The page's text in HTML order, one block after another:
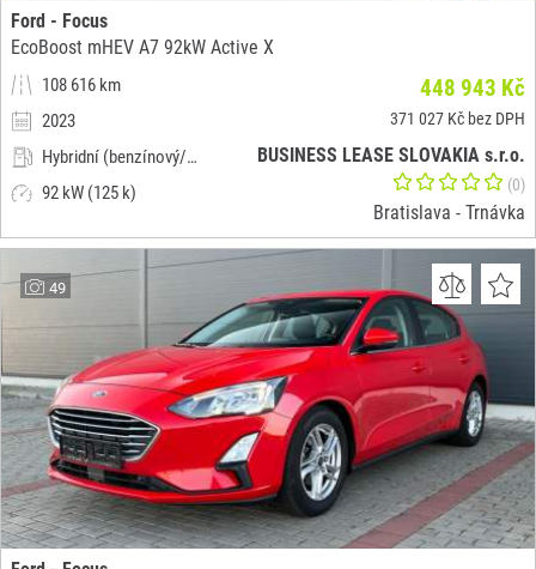
Ford - Focus
EcoBoost mHEV A7 92kW Active X
108 616 km
2023
Hybridní (benzínový/elektrický)
92 kW (125 k)
448 943 Kč
371 027 Kč bez DPH
BUSINESS LEASE SLOVAKIA s.r.o.
(0)
Bratislava - Trnávka
49